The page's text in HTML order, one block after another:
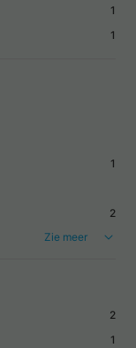
1
1
1
2
Zie meer
2
1